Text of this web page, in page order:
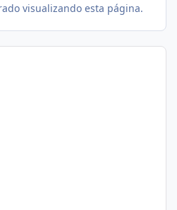
visualizando esta página.